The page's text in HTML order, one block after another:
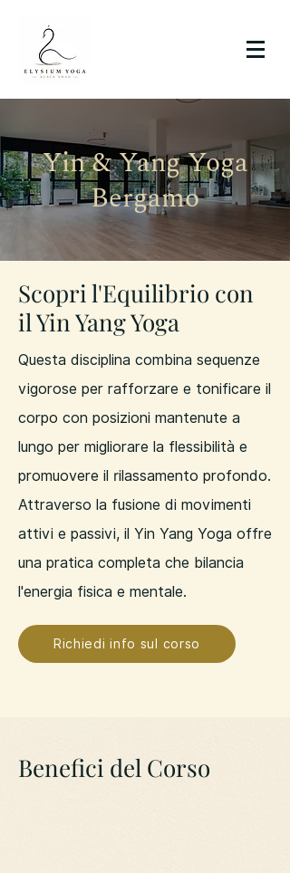
Yin & Yang Yoga
Bergamo
Scopri l'Equilibrio con
il Yin Yang Yoga
Questa disciplina combina sequenze
vigorose per rafforzare e tonificare il
corpo con posizioni mantenute a
lungo per migliorare la flessibilità e
promuovere il rilassamento profondo.
Attraverso la fusione di movimenti
attivi e passivi, il Yin Yang Yoga offre
una pratica completa che bilancia
l'energia fisica e mentale.
Richiedi info sul corso
Benefici del Corso